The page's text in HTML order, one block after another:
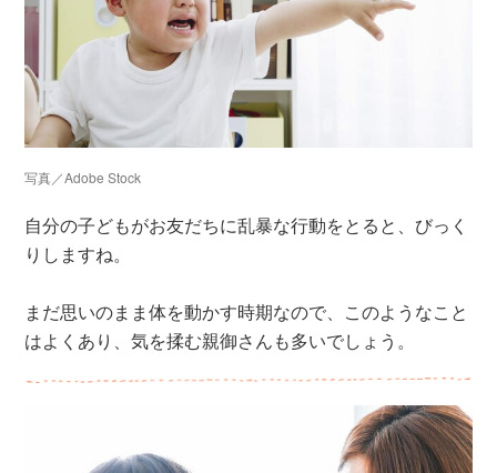
写真／Adobe Stock
自分の子どもがお友だちに乱暴な行動をとると、びっく
りしますね。
まだ思いのまま体を動かす時期なので、このようなこと
はよくあり、気を揉む親御さんも多いでしょう。